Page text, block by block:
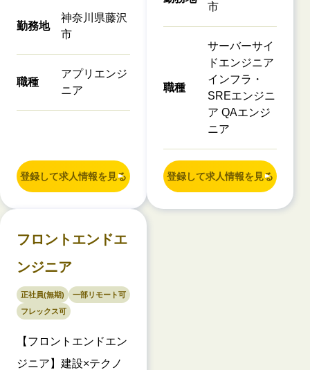
勤務地
神奈川県藤沢
市
職種
アプリエンジ
ニア
登録して求人情報を見る
市
職種
サーバーサイ
ドエンジニア
インフラ・
SREエンジニ
ア QAエンジ
ニア
登録して求人情報を見る
フロントエンドエ
ンジニア
正社員(無期)
一部リモート可
フレックス可
【フロントエンドエン
ジニア】建設×テクノ